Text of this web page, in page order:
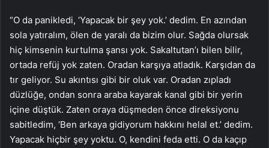
“O da panikledi, ‘Yapacak bir şey yok.’ dedim. En azından
sola yatıralım, ölen de yaralı da bizim olur. Sağda olursak
hiç kimsenin kurtulma şansı yok. Sakaltutan’ı bilen bilir,
ortada refüj yok zaten. Oradan karşıya atladık. Karşıdan da
tır geliyor. Su akıntısı gibi bir oluk var. Oradan zıpladı
düzlüğe, ondan sonra araba kayarak kanal gibi bir yerin
içine düştük. Zaten oraya düşmeden önce direksiyonu
sabitledim, ‘Ben arkaya gidiyorum hakkını helal et.’ dedim.
Yapacak hiçbir şey yoktu. O, kendini feda etti. O da kaçıp